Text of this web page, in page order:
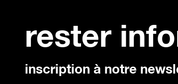
rester
inscription à notre